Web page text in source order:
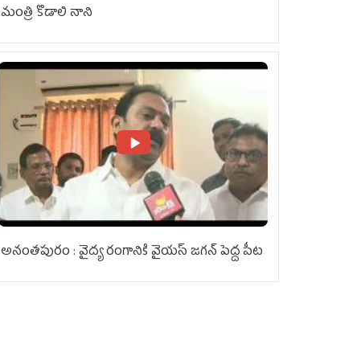
మంత్రి కొడాలి నాని
అనంతపురం : వైద్య రంగానికి వైయ‌స్ జ‌గ‌న్ పెద్ద పీట